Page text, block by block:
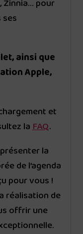
Zinnia… pour
ainsi que
Apple,
et
laFAQ.
la
de l’agenda
pour vous !
réalisation de
offrir une